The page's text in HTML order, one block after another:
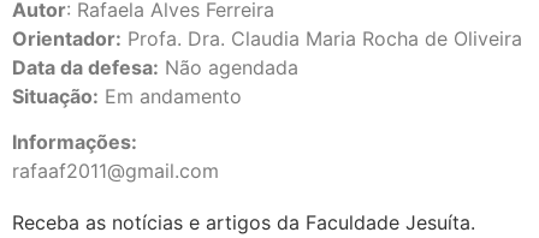
Autor: Rafaela Alves Ferreira
Orientador: Profa. Dra. Claudia Maria Rocha de Oliveira
Data da defesa: Não agendada
Situação: Em andamento
Informações:
rafaaf2011@gmail.com
Receba as notícias e artigos da Faculdade Jesuíta.